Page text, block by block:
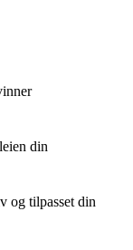
din
og tilpasset din